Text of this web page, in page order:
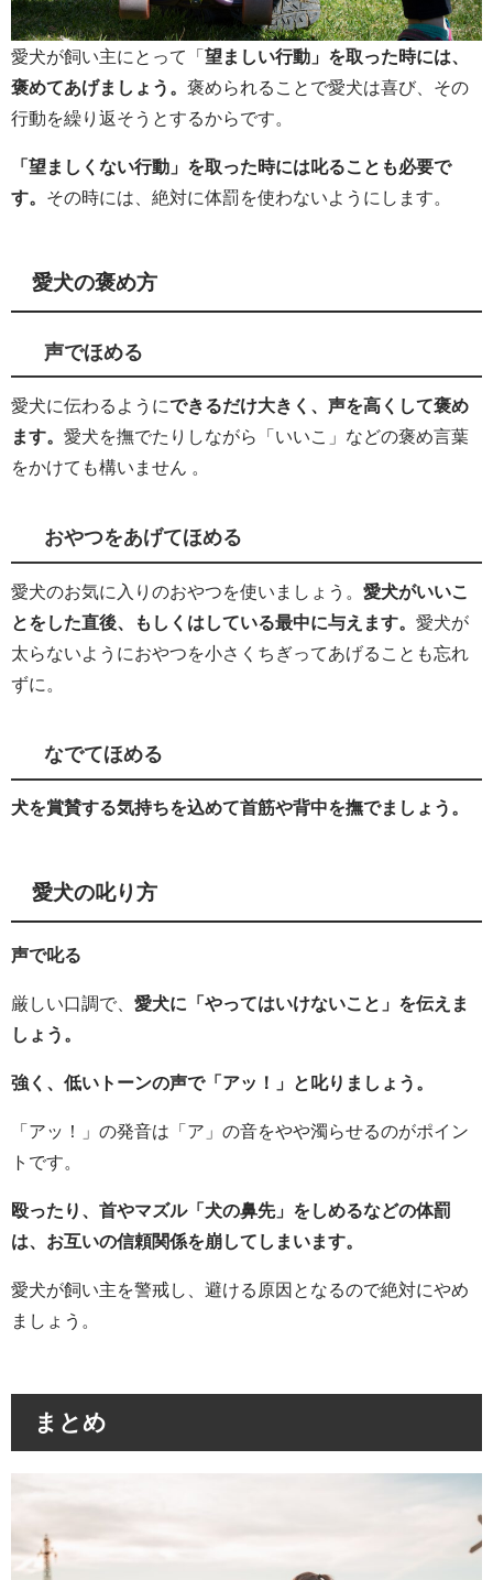
愛犬が飼い主にとって「 望ましい行動」を取った時には、
褒めてあげましょう。 褒められることで愛犬は喜び、その
行動を繰り返そうとするからです。
「望ましくない行動」を取った時には叱ることも必要で
す。 その時には、絶対に体罰を使わないようにします。
愛犬の褒め方
声でほめる
愛犬に伝わるようにできるだけ大きく、声を高くして褒め
ます。 愛犬を撫でたりしながら「いいこ」などの褒め言葉
をかけても構いません 。
おやつをあげてほめる
愛犬のお気に入りのおやつを使いましょう。 愛犬がいいこ
とをした直後、もしくはしている最中に与えます。 愛犬が
太らないようにおやつを小さくちぎってあげることも忘れ
ずに。
なでてほめる
犬を賞賛する気持ちを込めて首筋や背中を撫でましょう。
愛犬の叱り方
声で叱る
厳しい口調で、 愛犬に「やってはいけないこと」を伝えま
しょう。
強く、低いトーンの声で「アッ！」と叱りましょう。
「アッ！」の発音は「ア」の音をやや濁らせるのがポイン
トです。
殴ったり、首やマズル「犬の鼻先」をしめるなどの体罰
は、お互いの信頼関係を崩してしまいます。
愛犬が飼い主を警戒し、避ける原因となるので絶対にやめ
ましょう。
まとめ